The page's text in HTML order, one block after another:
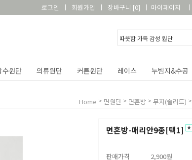
로그인 회원가입 장바구니 [0] 마이페이지
수원단 의류원단 커튼원단 레이스 누빔지&수공
Home > 면원단 > 면혼방 > 무지(솔리드) >
면혼방-매리안9종[택1]
판매가격
2,900원